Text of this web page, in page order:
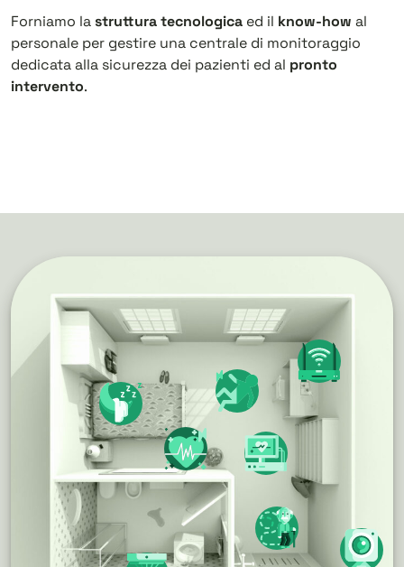
Forniamo lastruttura tecnologica ed il know-how al
personale per gestire una centrale di monitoraggio
dedicata alla sicurezza dei pazienti ed al pronto
intervento.